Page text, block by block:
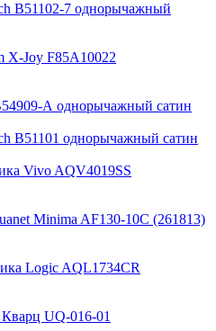
В51102-7 однорычажный
X-Joy F85A10022
А однорычажный сатин
В51101 однорычажный сатин
Vivo AQV4019SS
Minima AF130-10C (261813)
Logic AQL1734CR
UQ-016-01